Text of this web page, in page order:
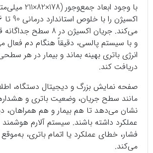
با وجود ابعاد
می‌کند. جریان اکسیژن در
و با سیستم پالسی، دقیقاً هنگام دم
انرژی باتری بهینه بماند و بیمار در هر
دریافت کند.
صفحه نمایش بزرگ و دیجیتال دستگاه،
مانند سطح جریان، وضعیت باتری و
نشان می‌دهد تا هم بیمار و هم همراهان،
عملکرد داشته باشند. سیستم آلارم
فشار، خطای عملکرد یا اتمام باتری،
می‌کند.